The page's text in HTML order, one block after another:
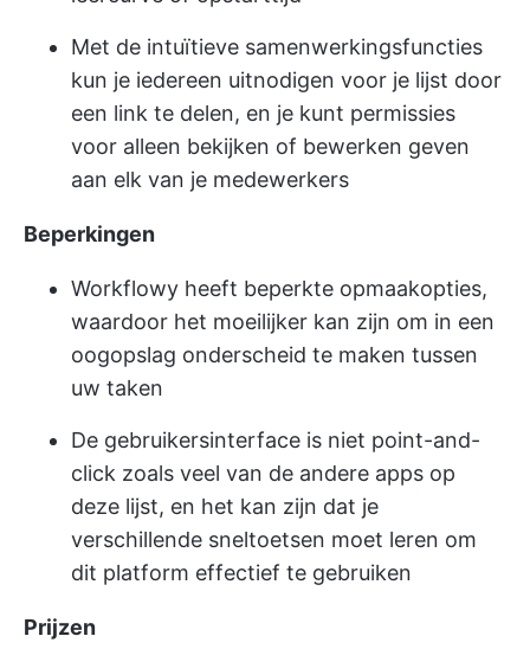
Met de intuïtieve samenwerkingsfuncties
kun je iedereen uitnodigen voor je lijst door
een link te delen, en je kunt permissies
voor alleen bekijken of bewerken geven
aan elk van je medewerkers
Beperkingen
Workflowy heeft beperkte opmaakopties,
waardoor het moeilijker kan zijn om in een
oogopslag onderscheid te maken tussen
uw taken
De gebruikersinterface is niet point-and-
click zoals veel van de andere apps op
deze lijst, en het kan zijn dat je
verschillende sneltoetsen moet leren om
dit platform effectief te gebruiken
Prijzen